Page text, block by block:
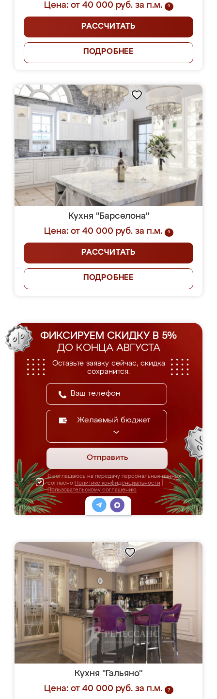
Цена: от 40 000 руб. за п.м. ?
РАССЧИТАТЬ
ПОДРОБНЕЕ
Кухня "Барселона"
Цена: от 40 000 руб. за п.м.
?
РАССЧИТАТЬ
ПОДРОБНЕЕ
ФИКСИРУЕМ СКИДКУ В 5%
ДО КОНЦА АВГУСТА
Оставьте заявку сейчас, скидка
сохранится.
Желаемый бюджет
Отправить
Я соглашаюсь на передачу персональных данных
согласно Политике конфиденциальности
Пользовательскому соглашению
Кухня "Гальяно"
Цена: от 40 000 руб. за п.м.
?